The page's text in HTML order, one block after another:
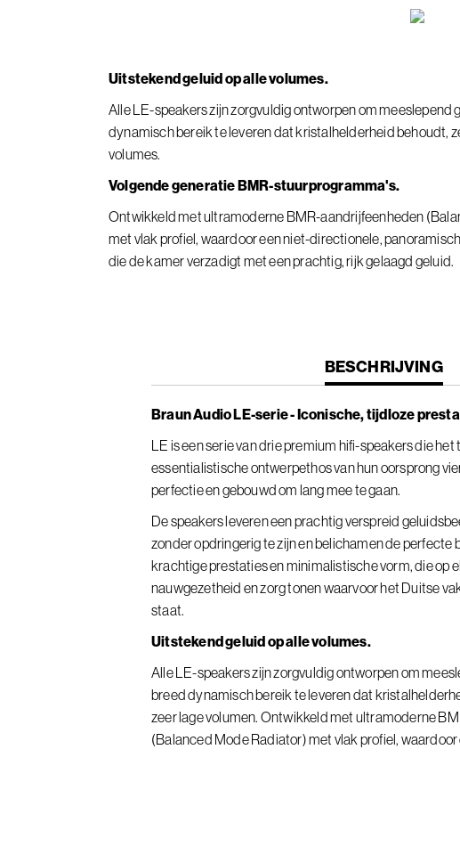
Uitstekend geluid op alle volumes.
Alle LE-speakers zijn zorgvuldig ontworpen om meeslepend
dynamisch bereik te leveren dat kristalhelderheid behoudt,
volumes.
Volgende generatie BMR-stuurprogramma's.
Ontwikkeld met ultramoderne BMR-aandrijfeenheden
met vlak profiel, waardoor een niet-directionele,
die de kamer verzadigt met een prachtig, rijk gelaagd geluid.
CURRENT
TAB:
BESCHRIJVING
Braun Audio LE-serie - Iconische, tijdloze
LE is een serie van drie premium hifi-speakers die het
essentialistische ontwerpethos van hun oorsprong
perfectie en gebouwd om lang mee te gaan.
De speakers leveren een prachtig verspreid
zonder opdringerig te zijn en belichamen de perfecte
krachtige prestaties en minimalistische vorm, die op
nauwgezetheid en zorg tonen waarvoor het Duitse
staat.
Uitstekend geluid op alle volumes.
Alle LE-speakers zijn zorgvuldig ontworpen om
breed dynamisch bereik te leveren dat
zeer lage volumen. Ontwikkeld met ultramoderne
(Balanced Mode Radiator) met vlak profiel, waardoor